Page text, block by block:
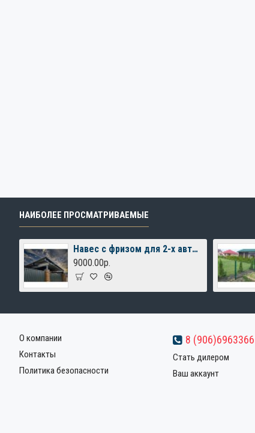
НАИБОЛЕЕ ПРОСМАТРИВАЕМЫЕ
Навес с фризом для 2-х автомобилей
9000.00р.
О компании
Контакты
Политика безопасности
8 (906)6963366
Стать дилером
Ваш аккаунт